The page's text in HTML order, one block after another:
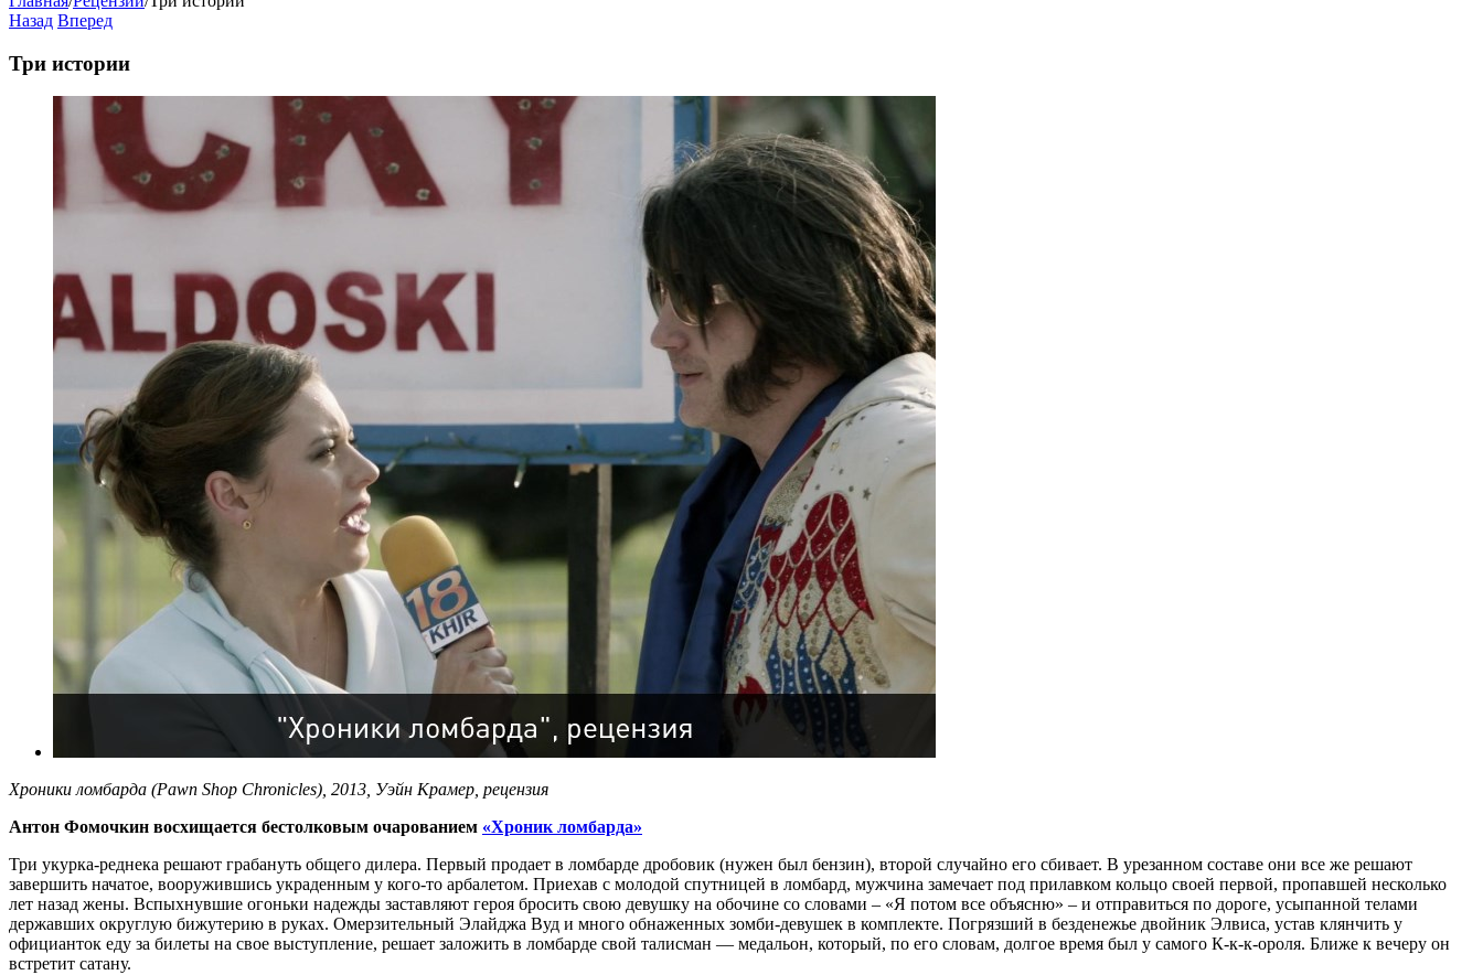
Назад Вперед
Три истории
Хроники ломбарда (Pawn Shop Chronicles), 2013, Уэйн Крамер, рецензия
Антон Фомочкин восхищается бестолковым очарованием «Хроник ломбарда»
Три укурка-реднека решают грабануть общего дилера. Первый продает в ломбарде дробовик (нужен был бензин), второй случайно его сбивает. В урезанном составе они все же решают
завершить начатое, вооружившись украденным у кого-то арбалетом. Приехав с молодой спутницей в ломбард, мужчина замечает под прилавком кольцо своей первой, пропавшей несколько
лет назад жены. Вспыхнувшие огоньки надежды заставляют героя бросить свою девушку на обочине со словами – «Я потом все объясню» – и отправиться по дороге, усыпанной телами
державших округлую бижутерию в руках. Омерзительный Элайджа Вуд и много обнаженных зомби-девушек в комплекте. Погрязший в безденежье двойник Элвиса, устав клянчить у
официанток еду за билеты на свое выступление, решает заложить в ломбарде свой талисман — медальон, который, по его словам, долгое время был у самого К-к-к-ороля. Ближе к вечеру он
встретит сатану.